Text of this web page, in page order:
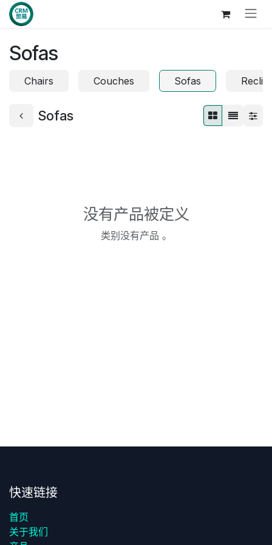
跳至内容
Sofas
Chairs Couches Sofas
Sofas
没有产品被定义
类别没有产品 。
快速链接
首页
关于我们